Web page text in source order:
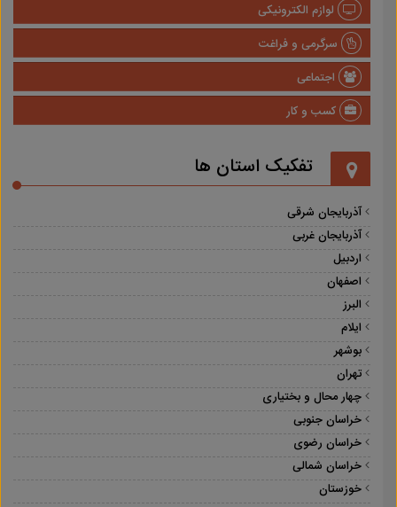
لوازم الکترونیکی
سرگرمی و فراغت
اجتماعی
کسب و کار
تفکیک استان ها
آذربایجان شرقی
آذربایجان غربی
اردبیل
اصفهان
البرز
ایلام
بوشهر
تهران
چهار محال و بختیاری
خراسان جنوبی
خراسان رضوی
خراسان شمالی
خوزستان